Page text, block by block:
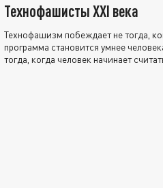
Технофашисты XXI века
Технофашизм побеждает не тогда,
программа становится умнее
тогда, когда человек начинает